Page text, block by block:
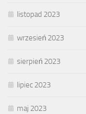
listopad 2023
wrzesień 2023
sierpień 2023
lipiec 2023
maj 2023